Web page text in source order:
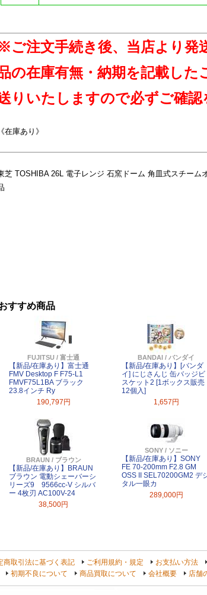
ご注文手続き後、当店より発
の在庫有無・納期を記載した
りいたしますので必ずご確認
《在庫あり》
芝 TOSHIBA 26L 電子レンジ 石窯ドーム 角皿式スチーム
すすめ商品
FUJITSU / 富士通
【新品/在庫あり】富士通
FMV Desktop F F75-L1
FMVF75L1BA ブラック
23.8インチ Ry
190,797円
BANDAI / バンダイ
【新品/在庫あり】[バンダ
イ] にじさんじ 缶バッジビ
スケット2 [1ボックス販売
12個入]
1,657円
BRAUN / ブラウン
【新品/在庫あり】BRAUN
ブラウン 電動シェーバーシ
リーズ9 9566cc-V シルバ
ー 4枚刃 AC100V-24
38,500円
SONY / ソニー
【新品/在庫あり】SONY
FE 70-200mm F2.8 GM
OSS II SEL70200GM2 デ
タル一眼カ
289,000円
商取引法に基づく表記 ご利用規約・規定 お支払い方法
初期不良について
商品買取について 会社概要 店舗